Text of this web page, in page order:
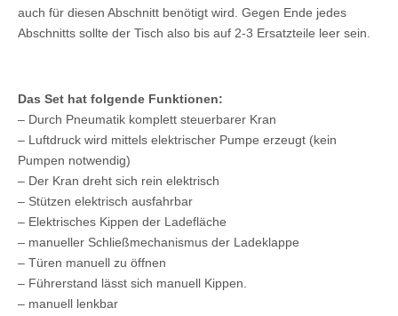
auch für diesen Abschnitt benötigt wird. Gegen Ende jedes
Abschnitts sollte der Tisch also bis auf 2-3 Ersatzteile leer sein.
Das Set hat folgende Funktionen:
– Durch Pneumatik komplett steuerbarer Kran
– Luftdruck wird mittels elektrischer Pumpe erzeugt (kein
Pumpen notwendig)
– Der Kran dreht sich rein elektrisch
– Stützen elektrisch ausfahrbar
– Elektrisches Kippen der Ladefläche
– manueller Schließmechanismus der Ladeklappe
– Türen manuell zu öffnen
– Führerstand lässt sich manuell Kippen.
– manuell lenkbar